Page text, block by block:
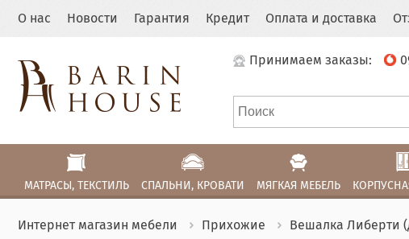
О нас Новости Гарантия Кредит Оплата и доставка
Принимаем заказы:
МАТРАСЫ, ТЕКСТИЛЬ СПАЛЬНИ, КРОВАТИ МЯГКАЯ МЕБЕЛЬ
Интернет магазин мебели Прихожие Вешалка Либерти